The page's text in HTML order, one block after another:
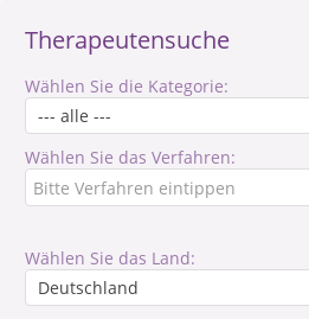
Therapeutensuche
Wählen Sie die Kategorie:
Wählen Sie das Verfahren:
Wählen Sie das Land: